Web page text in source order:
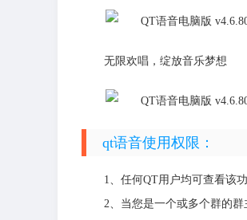
无限欢唱，绽放音乐梦想
qt语音使用权限：
1、任何QT用户均可查看该
2、当您是一个或多个群的